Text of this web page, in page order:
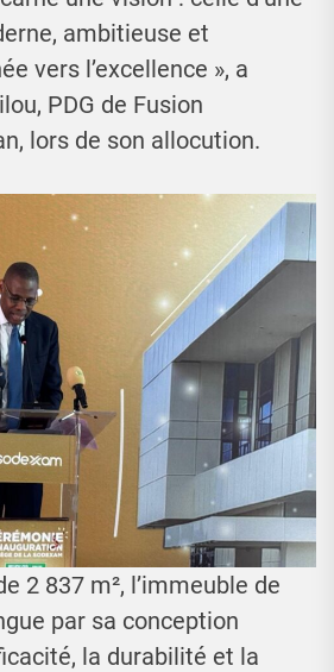
ambitieuse et
vers l’excellence », a
PDG de Fusion
lors de son allocution.
2 837 m², l’immeuble de
par sa conception
la durabilité et la